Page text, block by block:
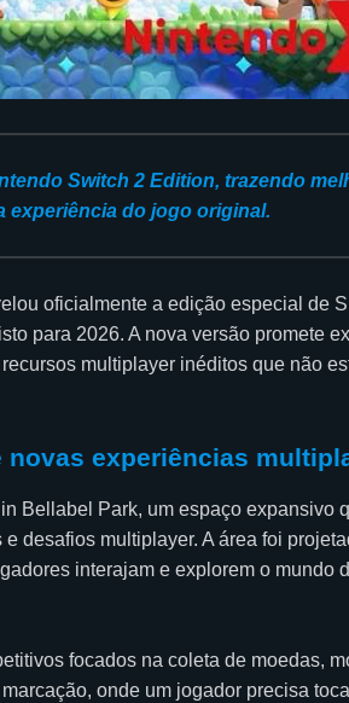
Switch 2 Edition, trazendo
experiência do jogo original.
oficialmente a edição especial de
para 2026. A nova versão promete
multiplayer inéditos que não
novas experiências
Bellabel Park, um espaço expansivo
desafios multiplayer. A área foi
interajam e explorem o mundo
focados na coleta de moedas,
onde um jogador precisa